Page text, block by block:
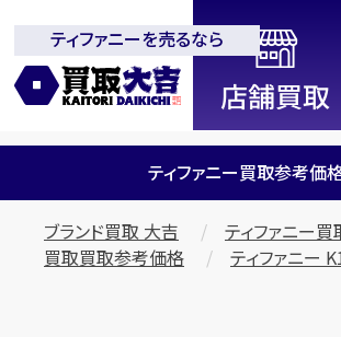
全国2200店舗以上展開中！
信頼と実績
吉」
ティファニーを売るなら
ティファニー買取参考価
ブランド買取 大吉 ティファニー買
買取買取参考価格
ティファニー